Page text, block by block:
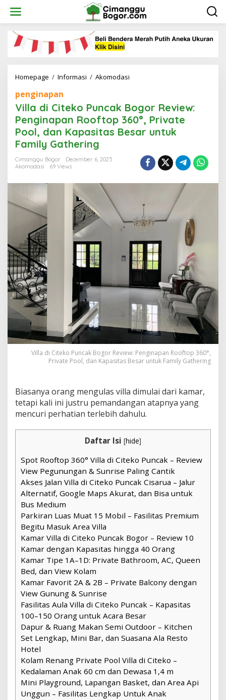
content
Homepage / Informasi / Akomodasi
Puncak
Bogor
Review:
Penginapan
Private
Pool,
Kapasitas
untuk
Family
Gathering
penginapan
Villa di Citeko Puncak Bogor Review:
Penginapan Rooftop 360°, Private
Pool, dan Kapasitas Besar untuk
Family Gathering
Cimanggu Bogor
December 6, 2025
Akomodasi
69 Views
Villa di Citeko Puncak Bogor Review: Penginapan Rooftop 360°,
Private Pool, dan Kapasitas Besar untuk Family Gathering
Biasanya orang mengulas villa dimulai dari kamar,
tetapi kali ini justru pemandangan atapnya yang
mencuri perhatian terlebih dahulu.
Daftar Isi [hide]
Spot Rooftop 360° Villa di Citeko Puncak – Review
View Pegunungan & Sunrise Paling Cantik
Akses Jalan Villa di Citeko Puncak Cisarua – Jalur
Alternatif, Google Maps Akurat, dan Bisa untuk
Bus Medium
Parkiran Luas Muat 15 Mobil – Fasilitas Premium
Begitu Masuk Area Villa
Kamar Villa di Citeko Puncak Bogor – Review 10
Kamar dengan Kapasitas hingga 40 Orang
Kamar Tipe 1A–1D: Private Bathroom, AC, Queen
Bed, dan View Kolam
Kamar Favorit 2A & 2B – Private Balcony dengan
View Gunung & Sunrise
Fasilitas Aula Villa di Citeko Puncak – Kapasitas
100–150 Orang untuk Acara Besar
Dapur & Ruang Makan Semi Outdoor – Kitchen
Set Lengkap, Mini Bar, dan Suasana Ala Resto
Hotel
Kolam Renang Private Pool Villa di Citeko –
Kedalaman Anak 60 cm dan Dewasa 1,4 m
Mini Playground, Lapangan Basket, dan Area Api
Unggun – Fasilitas Lengkap Untuk Anak